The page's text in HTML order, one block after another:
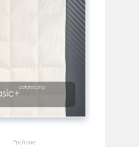
Puchowe